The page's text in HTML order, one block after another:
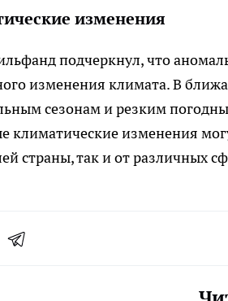
изменения
подчеркнул, что
изменения климата. В
сезонам и резким
климатические изменения
страны, так и от различных